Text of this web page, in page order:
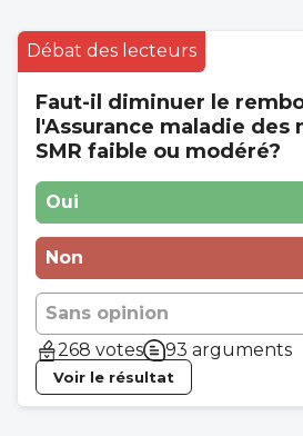
Débat des lecteurs
Faut-il diminuer le
l'Assurance maladie des
SMR faible ou modéré?
Oui
Non
Sans opinion
268 votes
93 arguments
Voir le résultat